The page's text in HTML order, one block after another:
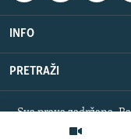
INFO
PRETRAŽI
Sva prava zadržana.
RFE/RL, Inc.